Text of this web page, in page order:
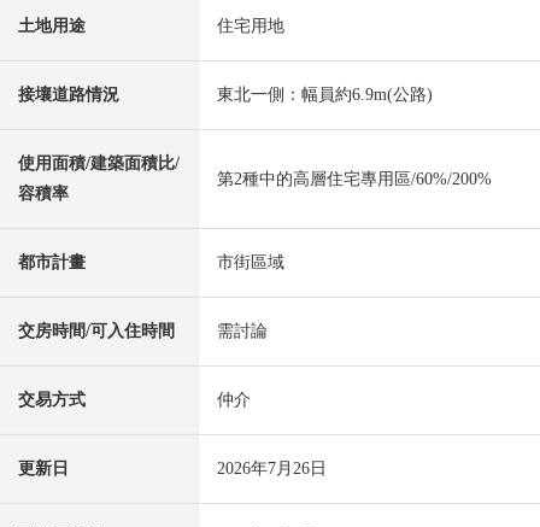
土地用途 住宅用地
接壤道路情況 東北一側：幅員約6.9m(公路)
使用面積/建築面積比/
容積率
第2種中的高層住宅專用區/60%/200%
都市計畫 市街區域
交房時間/可入住時間 需討論
交易方式 仲介
更新日 2026年7月26日